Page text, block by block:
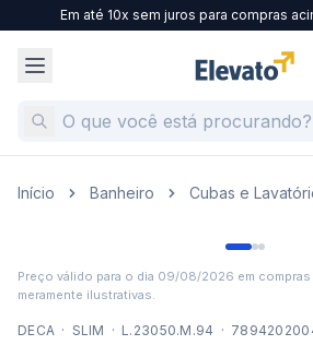
Em até 10x sem juros para compras
Início Banheiro Cubas e
Preço válido para o dia 09/08/2026 em
meramente ilustrativas.
DECA · SLIM · L.23050.M.94 ·